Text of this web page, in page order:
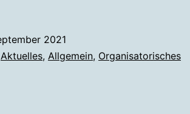
des
2021
Aktuelles, Allgemein, Organisatorisches